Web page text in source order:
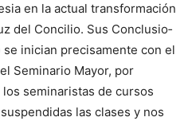
en la actual transformación
del Concilio. Sus Conclu­sio­
inician precisamente con el
Seminario Mayor, por
semina­ristas de cursos
las clases y nos